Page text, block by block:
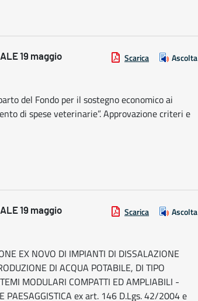
19 maggio
Scarica Ascolta
del Fondo per il sostegno economico ai
di spese veterinarie”. Approvazione criteri e
19 maggio
Scarica Ascolta
EX NOVO DI IMPIANTI DI DISSALAZIONE
DI ACQUA POTABILE, DI TIPO
MODULARI COMPATTI ED AMPLIABILI -
PAESAGGISTICA ex art. 146 D.Lgs. 42/2004 e